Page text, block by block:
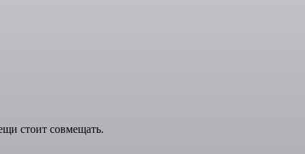
стоит совмещать.